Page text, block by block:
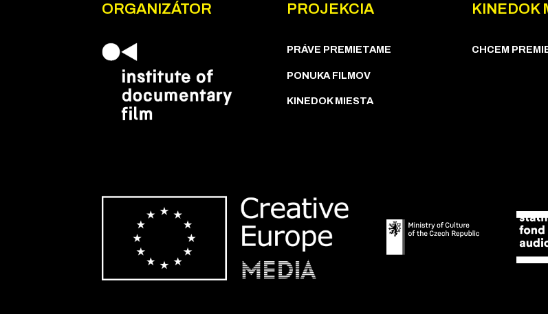
ORGANIZÁTOR PROJEKCIA
PRÁVE PREMIETAME
PONUKA FILMOV
KINEDOK MIESTA
KINEDOK
CHCEM